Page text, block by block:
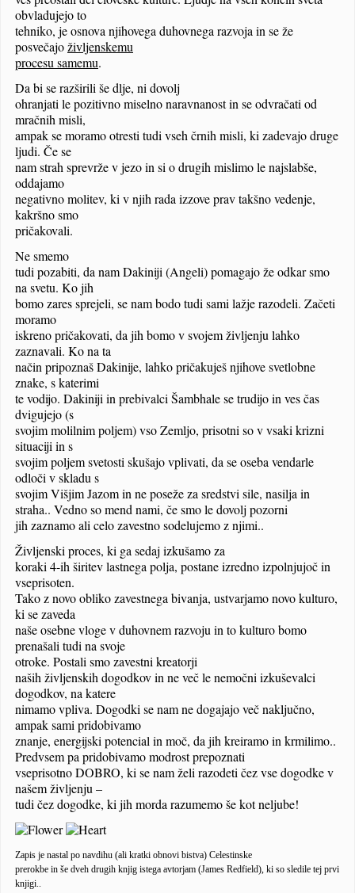
obvladujejo to
tehniko, je osnova njihovega duhovnega razvoja in se že
posvečajoživljenskemu
procesu samemu.
Da bi se razširili še dlje, ni dovolj
ohranjati le pozitivno miselno naravnanost in se odvračati od
mračnih misli,
ampak se moramo otresti tudi vseh črnih misli, ki zadevajo druge
ljudi. Če se
nam strah sprevrže v jezo in si o drugih mislimo le najslabše,
oddajamo
negativno molitev, ki v njih rada izzove prav takšno vedenje,
kakršno smo
pričakovali.
Ne smemo
tudi pozabiti, da nam Dakiniji (Angeli) pomagajo že odkar smo
na svetu. Ko jih
bomo zares sprejeli, se nam bodo tudi sami lažje razodeli. Začeti
moramo
iskreno pričakovati, da jih bomo v svojem življenju lahko
zaznavali. Ko na ta
način pripoznaš Dakinije, lahko pričakuješ njihove svetlobne
znake, s katerimi
te vodijo. Dakiniji in prebivalci Šambhale se trudijo in ves čas
dvigujejo (s
svojim molilnim poljem) vso Zemljo, prisotni so v vsaki krizni
situaciji in s
svojim poljem svetosti skušajo vplivati, da se oseba vendarle
odloči v skladu s
svojim Višjim Jazom in ne poseže za sredstvi sile, nasilja in
straha.. Vedno so mend nami, če smo le dovolj pozorni
jih zaznamo ali celo zavestno sodelujemo z njimi..
Življenski proces, ki ga sedaj izkušamo za
koraki 4-ih širitev lastnega polja, postane izredno izpolnjujoč in
vseprisoten.
Tako z novo obliko zavestnega bivanja, ustvarjamo novo kulturo,
ki se zaveda
naše osebne vloge v duhovnem razvoju in to kulturo bomo
prenašali tudi na svoje
otroke. Postali smo zavestni kreatorji
naših življenskih dogodkov in ne več le nemočni izkuševalci
dogodkov, na katere
nimamo vpliva. Dogodki se nam ne dogajajo več naključno,
ampak sami pridobivamo
znanje, energijski potencial in moč, da jih kreiramo in krmilimo..
Predvsem pa pridobivamo modrost prepoznati
vseprisotno DOBRO, ki se nam želi razodeti čez vse dogodke v
našem življenju –
tudi čez dogodke, ki jih morda razumemo še kot neljube!
Zapis je nastal po navdihu (ali kratki obnovi bistva) Celestinske
prerokbe in še dveh drugih knjig istega avtorjam (James Redfield), ki so sledile tej prvi
knjigi..